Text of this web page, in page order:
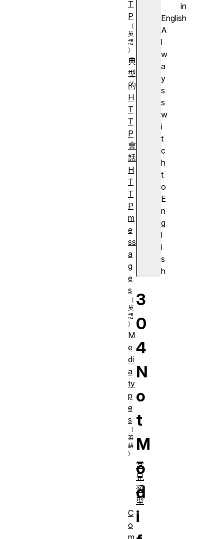
in
English
A
l
w
a
y
s
s
w
i
t
c
h
t
o
E
n
g
l
i
s
h
3
0
4
N
o
t
M
o
d
i
T
P
典
型
的
H
T
T
P
會
話
H
T
T
P
m
e
ss
a
g
e
s
M
e
di
a
ty
p
e
s
常
見
類
型
C
o
m